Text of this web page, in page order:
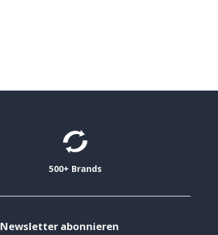
500+ Brands
Newsletter abonnieren